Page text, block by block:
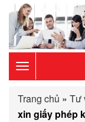
Toggle
navigation
Trang chủ » Tư
xin giấy phép